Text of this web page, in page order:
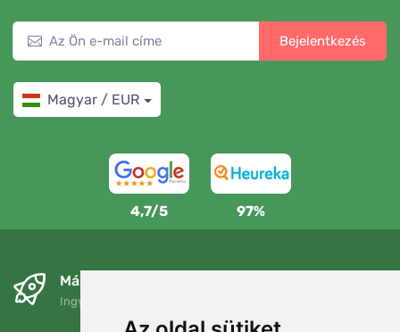
Bejelentkezés
Magyar / EUR
4,7/5 97%
Másnapra és ingyenesen
Ingyenes szállítás a következő összeg felett: 80 EUR